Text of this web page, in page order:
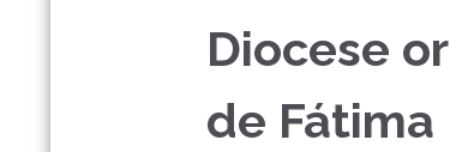
Diocese
de Fátima